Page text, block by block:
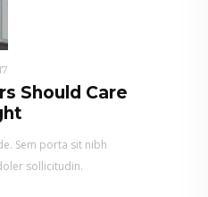
Should Care
Sem porta sit nibh
sollicitudin.